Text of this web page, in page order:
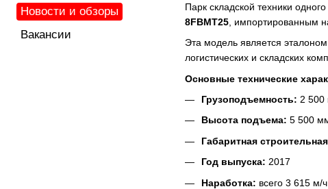
Парк складской техники
8FBMT25 , импортированным
Эта модель является
логистических и складских
Основные технические
Грузоподъемность: 2 500
Высота подъема: 5 500
Габаритная
Год выпуска: 2017
Наработка: всего 3 615 м/
Новости и обзоры
Вакансии